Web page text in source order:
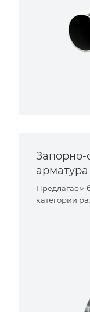
Запорно-
арматура
Предлагаем
категории